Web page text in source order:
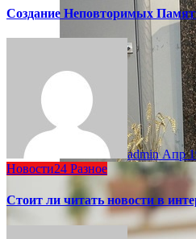
Создание Неповторимых
adminАпр
Новости24 Разное
Стоит ли читать новости в